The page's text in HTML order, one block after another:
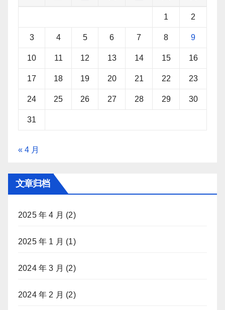
1 2
3 4 5 6 7 8 9
10 11 12 13 14 15 16
17 18 19 20 21 22 23
24 25 26 27 28 29 30
31
« 4 月
文章归档
2025 年 4 月 (2)
2025 年 1 月 (1)
2024 年 3 月 (2)
2024 年 2 月 (2)